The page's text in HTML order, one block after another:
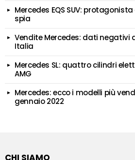
Mercedes EQS SUV:
spia
Vendite Mercedes: dati negativi
Italia
Mercedes SL: quattro cilindri
AMG
Mercedes: ecco i modelli più
gennaio 2022
CHI SIAMO